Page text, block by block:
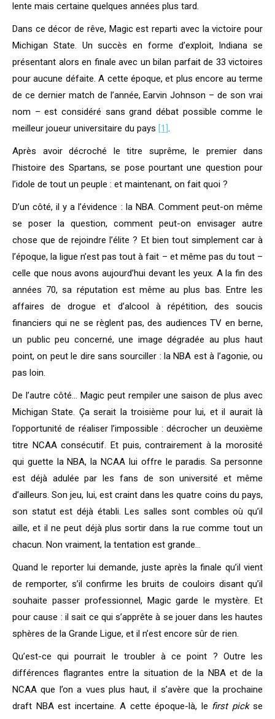
lente mais certaine quelques années plus tard.
Dans ce décor de rêve, Magic est reparti avec la victoire pour
Michigan State. Un succès en forme d’exploit, Indiana se
présentant alors en finale avec un bilan parfait de 33 victoires
pour aucune défaite. A cette époque, et plus encore au terme
de ce dernier match de l’année, Earvin Johnson – de son vrai
nom – est considéré sans grand débat possible comme le
meilleur joueur universitaire du pays [1].
Après avoir décroché le titre suprême, le premier dans
l’histoire des Spartans, se pose pourtant une question pour
l’idole de tout un peuple : et maintenant, on fait quoi ?
D’un côté, il y a l’évidence : la NBA. Comment peut-on même
se poser la question, comment peut-on envisager autre
chose que de rejoindre l’élite ? Et bien tout simplement car à
l’époque, la ligue n’est pas tout à fait – et même pas du tout –
celle que nous avons aujourd’hui devant les yeux. A la fin des
années 70, sa réputation est même au plus bas. Entre les
affaires de drogue et d’alcool à répétition, des soucis
financiers qui ne se règlent pas, des audiences TV en berne,
un public peu concerné, une image dégradée au plus haut
point, on peut le dire sans sourciller : la NBA est à l’agonie, ou
pas loin.
De l’autre côté… Magic peut rempiler une saison de plus avec
Michigan State. Ça serait la troisième pour lui, et il aurait là
l’opportunité de réaliser l’impossible : décrocher un deuxième
titre NCAA consécutif. Et puis, contrairement à la morosité
qui guette la NBA, la NCAA lui offre le paradis. Sa personne
est déjà adulée par les fans de son université et même
d’ailleurs. Son jeu, lui, est craint dans les quatre coins du pays,
son statut est déjà établi. Les salles sont combles où qu’il
aille, et il ne peut déjà plus sortir dans la rue comme tout un
chacun. Non vraiment, la tentation est grande…
Quand le reporter lui demande, juste après la finale qu’il vient
de remporter, s’il confirme les bruits de couloirs disant qu’il
souhaite passer professionnel, Magic garde le mystère. Et
pour cause : il sait ce qui s’apprête à se jouer dans les hautes
sphères de la Grande Ligue, et il n’est encore sûr de rien.
Qu’est-ce qui pourrait le troubler à ce point ? Outre les
différences flagrantes entre la situation de la NBA et de la
NCAA que l’on a vues plus haut, il s’avère que la prochaine
draft NBA est incertaine. A cette époque-là, le first pickse